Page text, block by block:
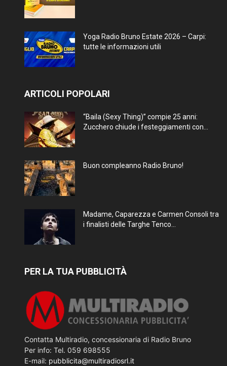
Yoga Radio Bruno Estate 2026 – Carpi:
tutte le informazioni utili
ARTICOLI POPOLARI
“Baila (Sexy Thing)” compie 25 anni:
Zucchero chiude i festeggiamenti con...
Buon compleanno Radio Bruno!
Madame, Caparezza e Carmen Consoli tra
i finalisti delle Targhe Tenco...
PER LA TUA PUBBLICITÀ
Contatta Multiradio, concessionaria di Radio Bruno
Per info: Tel. 059 698555
E-mail: pubblicita@multiradiosrl.it